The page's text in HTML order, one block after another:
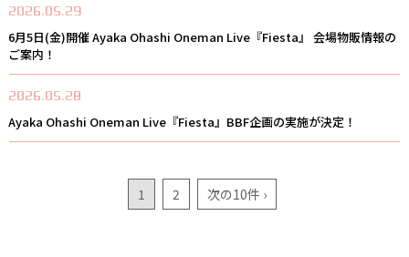
2026.05.29
6月5日(金)開催 Ayaka Ohashi Oneman Live『Fiesta』 会場物販情報の
ご案内！
2026.05.28
Ayaka Ohashi Oneman Live『Fiesta』BBF企画の実施が決定！
1 2 次の10件 ›